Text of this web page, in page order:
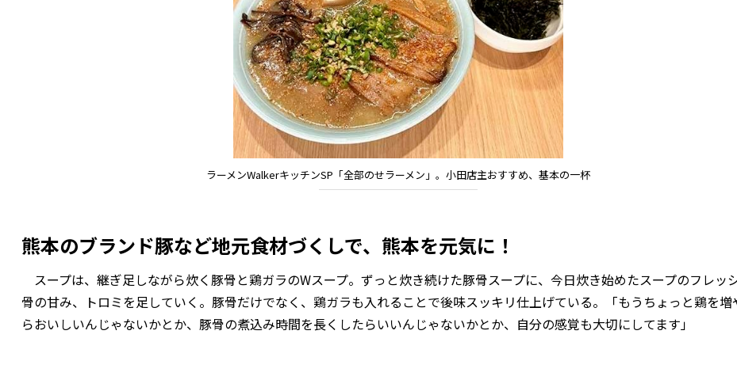
ラーメンWalkerキッチンSP「全部のせラーメン」。小田店主おすすめ、基本の一杯
熊本のブランド豚など地元食材づくしで、熊本を元気に！
スープは、継ぎ足しながら炊く豚骨と鶏ガラのWスープ。ずっと炊き続けた豚骨スープに、今日炊き始めたスープのフレッ
骨の甘み、トロミを足していく。豚骨だけでなく、鶏ガラも入れることで後味スッキリ仕上げている。「もうちょっと鶏を増
らおいしいんじゃないかとか、豚骨の煮込み時間を長くしたらいいんじゃないかとか、自分の感覚も大切にしてます」